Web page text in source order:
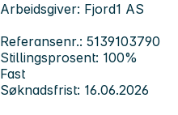
Arbeidsgiver: Fjord1 AS
Referansenr.: 5139103790
Stillingsprosent: 100%
Fast
Søknadsfrist: 16.06.2026